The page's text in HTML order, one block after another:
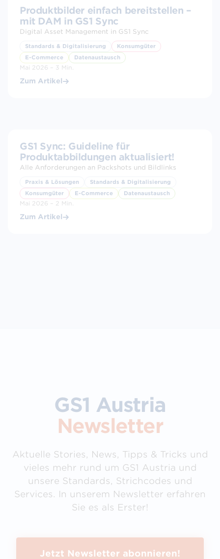
Produktbilder einfach bereitstellen –
mit DAM in GS1 Sync
Digital Asset Management in GS1 Sync
Standards & Digitalisierung
Konsumgüter
E-Commerce
Datenaustausch
Mai 2026 – 3 Min.
Zum Artikel
GS1 Sync: Guideline für
Produktabbildungen aktualisiert!
Alle Anforderungen an Packshots und Bildlinks
Praxis & Lösungen
Standards & Digitalisierung
Konsumgüter
E-Commerce Datenaustausch
Mai 2026 – 2 Min.
Zum Artikel
GS1 Austria
Newsletter
Aktuelle Stories, News, Tipps & Tricks und
vieles mehr rund um GS1 Austria und
unsere Standards, Strichcodes und
Services. In unserem Newsletter erfahren
Sie es als Erster!
Jetzt Newsletter abonnieren!